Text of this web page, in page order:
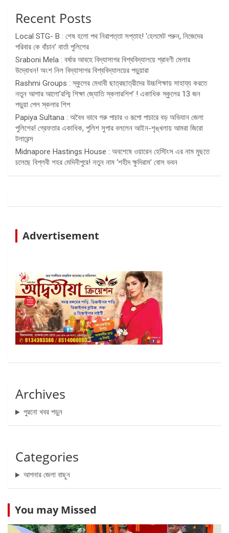
Recent Posts
Local STG- B : শেষ হলো পথ নিরাপত্তা সপ্তাহ! ‘হেলমেট পরুন, নিজেদের
পরিবার কে বাঁচান’ বার্তা পুলিশের
Sraboni Mela : বর্ষার আবহে বিদ্যাসাগর বিশ্ববিদ্যালয়ে শ্রাবণী মেলার
উদ্বোধন! অংশ নিল বিদ্যাসাগর বিশ্ববিদ্যালয়ের পড়ুয়ারা
Rashmi Groups : স্কুলের মেধাবী ছাত্রছাত্রীদের উচ্চশিক্ষায় সাহায্য করতে
নতুন আশার আলো’রশ্মি শিক্ষা জ্যোতি স্কলারশিপ’ ! একাধিক স্কুলের 13 জন
পড়ুয়া পেল স্কলার শিপ
Papiya Sultana : অবৈধ ভাবে গরু পাচার ও রূপো পাচারে বড় অভিযান জেলা
পুলিশের! গ্রেফতার একাধিক, পুলিশ সুপার বললেন আইন-শৃঙ্খলায় আমরা জিরো
টলারেন্স
Midnapore Hastings House : অবশেষে ওয়ারেন হেস্টিংস এর নাম মুছতে
চলেছে বিপ্লবী শহর মেদিনীপুরে! নতুন নাম ‘শহীদ ক্ষুদিরাম’ বোস ভবন
Advertisement
Archives
পুরনো খবর পড়ুন
Categories
আপনার জেলা বাছুন
You may Missed